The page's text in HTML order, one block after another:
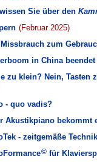
Sie über den
(Februar 2025)
zum
in China beendet
zu klein? Nein, Tasten
- quo vadis?
Akustikpiano bekommt
- zeitgemäße
© für